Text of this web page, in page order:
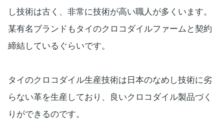
し技術は古く、非常に技術が高い職人が多くいます。
某有名ブランドもタイのクロコダイルファームと契約
締結しているぐらいです。
タイのクロコダイル生産技術は日本のなめし技術に劣
らない革を生産しており、良いクロコダイル製品づく
りができるのです。